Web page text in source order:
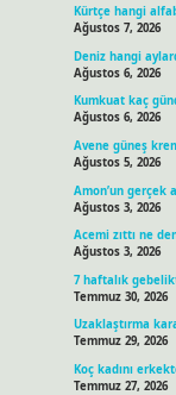
Kürtçe hangi
Ağustos 7, 2026
Deniz hangi
Ağustos 6, 2026
Kumkuat kaç
Ağustos 6, 2026
Avene güneş
Ağustos 5, 2026
Amon’un gerçek
Ağustos 3, 2026
Acemi zıttı ne
Ağustos 3, 2026
7 haftalık
Temmuz 30, 2026
Uzaklaştırma
Temmuz 29, 2026
Koç kadını
Temmuz 27, 2026